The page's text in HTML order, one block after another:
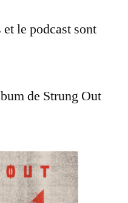
le podcast sont
de Strung Out